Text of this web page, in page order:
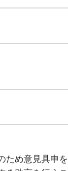
ため意見具申